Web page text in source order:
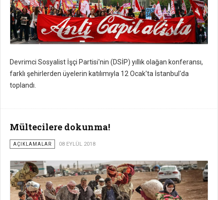
Devrimci Sosyalist İşçi Partisi'nin (DSİP) yıllık olağan konferansı,
farklı şehirlerden üyelerin katılımıyla 12 Ocak'ta İstanbul'da
toplandı.
Mültecilere dokunma!
AÇIKLAMALAR 08 EYLÜL 2018